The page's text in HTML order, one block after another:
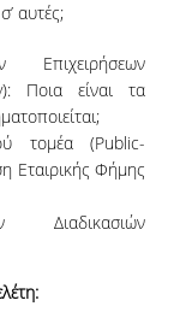
-
αυτές;
Ποια είναι τα
τομέα (Public-
Εταιρικής Φήμης
Διαδικασιών